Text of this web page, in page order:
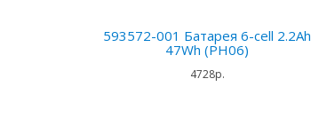
593572-001 Батарея 6-cell 2.2Ah
47Wh (PH06)
4728р.